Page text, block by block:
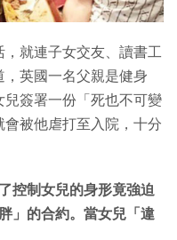
就連子女交友、讀書工
英國一名父親是健身
簽署一份「死也不可變
被他虐打至入院，十分
控制女兒的身形竟強迫
」的合約。當女兒「違